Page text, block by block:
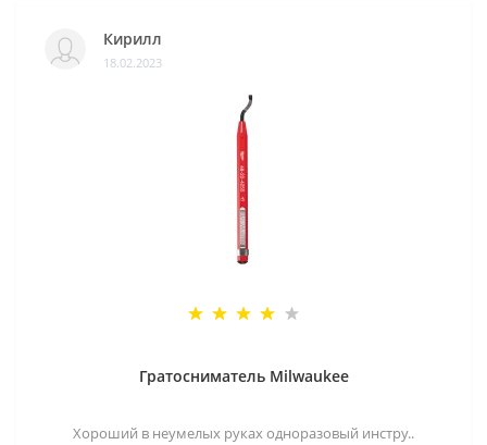
Кирилл
18.02.2023
Гратосниматель Milwaukee
Хороший в неумелых руках одноразовый инстру..